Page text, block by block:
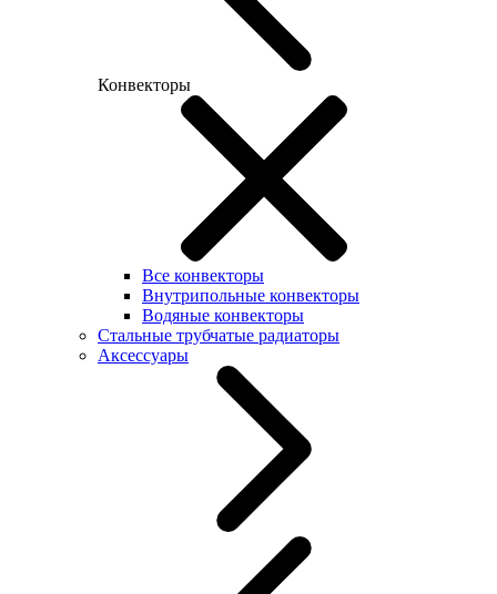
Конвекторы
Все конвекторы
Внутрипольные конвекторы
Водяные конвекторы
Стальные трубчатые радиаторы
Аксессуары